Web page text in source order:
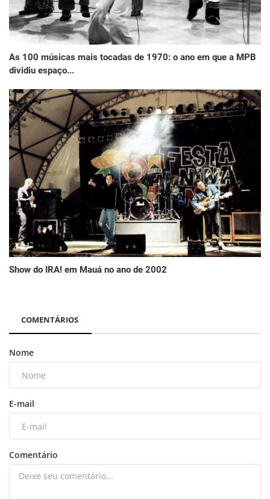
As 100 músicas mais tocadas de 1970: o ano em que a MPB
dividiu espaço...
Show do IRA! em Mauá no ano de 2002
COMENTÁRIOS
Nome
E-mail
Comentário